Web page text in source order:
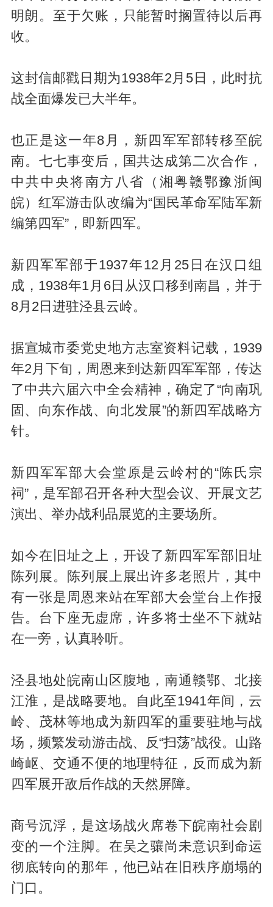
明朗。至于欠账，只能暂时搁置待以后再
收。
这封信邮戳日期为1938年2月5日，此时抗
战全面爆发已大半年。
也正是这一年8月，新四军军部转移至皖
南。七七事变后，国共达成第二次合作，
中共中央将南方八省（湘粤赣鄂豫浙闽
皖）红军游击队改编为“国民革命军陆军新
编第四军”，即新四军。
新四军军部于1937年12月25日在汉口组
成，1938年1月6日从汉口移到南昌，并于
8月2日进驻泾县云岭。
据宣城市委党史地方志室资料记载，1939
年2月下旬，周恩来到达新四军军部，传达
了中共六届六中全会精神，确定了“向南巩
固、向东作战、向北发展”的新四军战略方
针。
新四军军部大会堂原是云岭村的“陈氏宗
祠”，是军部召开各种大型会议、开展文艺
演出、举办战利品展览的主要场所。
如今在旧址之上，开设了新四军军部旧址
陈列展。陈列展上展出许多老照片，其中
有一张是周恩来站在军部大会堂台上作报
告。台下座无虚席，许多将士坐不下就站
在一旁，认真聆听。
泾县地处皖南山区腹地，南通赣鄂、北接
江淮，是战略要地。自此至1941年间，云
岭、茂林等地成为新四军的重要驻地与战
场，频繁发动游击战、反“扫荡”战役。山路
崎岖、交通不便的地理特征，反而成为新
四军展开敌后作战的天然屏障。
商号沉浮，是这场战火席卷下皖南社会剧
变的一个注脚。在吴之骧尚未意识到命运
彻底转向的那年，他已站在旧秩序崩塌的
门口。